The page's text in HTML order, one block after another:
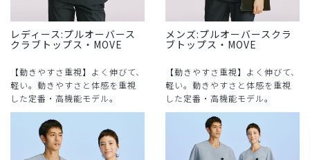
レディース:プルオーバース
クラブトップス・MOVE
【動きやすさ重視】よく伸びて、
軽い。動きやすさと体感を重視
した定番・高機能モデル。
メンズ:プルオーバースクラ
ブトップス・MOVE
【動きやすさ重視】よく伸びて、
軽い。動きやすさと体感を重視
した定番・高機能モデル。